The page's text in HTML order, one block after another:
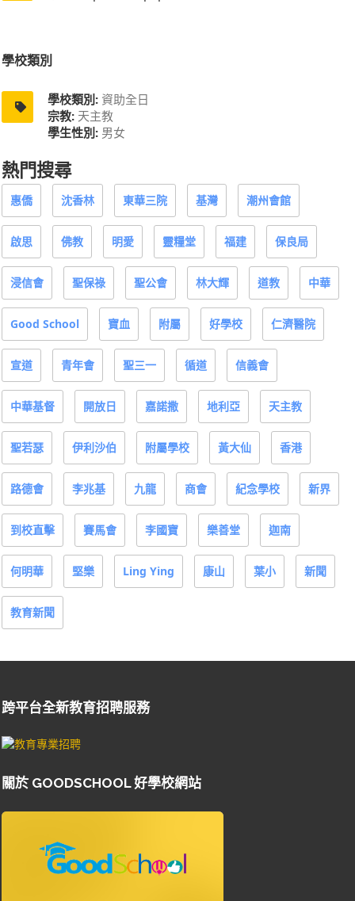
學校類別
學校類別: 資助全日
宗教: 天主教
學生性別: 男女
熱門搜尋
惠僑 沈香林 東華三院 基灣 潮州會館
啟思 佛教 明愛 靈糧堂 福建 保良局
浸信會 聖保祿 聖公會 林大輝 道教 中華
Good School 寶血 附屬 好學校 仁濟醫院
宣道 青年會 聖三一 循道 信義會
中華基督 開放日 嘉諾撒 地利亞 天主教
聖若瑟 伊利沙伯 附屬學校 黃大仙 香港
路德會 李兆基 九龍 商會 紀念學校 新界
到校直擊 賽馬會 李國寶 樂善堂 迦南
何明華 堅樂 Ling Ying 康山 葉小 新聞
教育新聞
跨平台全新教育招聘服務
關於 GOODSCHOOL 好學校網站